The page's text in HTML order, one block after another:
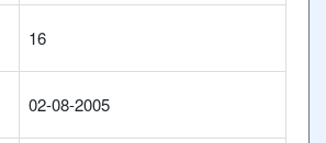
16
02-08-2005